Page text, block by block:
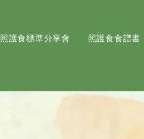
照護食標準分享會 照護食食譜書